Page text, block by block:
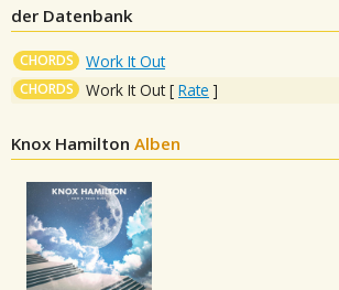
der Datenbank
CHORDS Work It Out
CHORDS Work It Out[ Rate ]
Knox Hamilton Alben